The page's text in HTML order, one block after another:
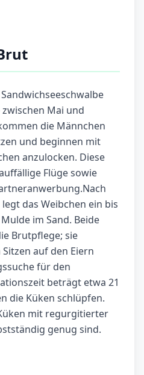
Mai und
die Männchen
und beginnen mit
anzulocken. Diese
Flüge sowie
das Weibchen ein bis
im Sand. Beide
Brutpflege; sie
auf den Eiern
für den
beträgt etwa 21
die Küken schlüpfen.
mit regurgitierter
genug sind.